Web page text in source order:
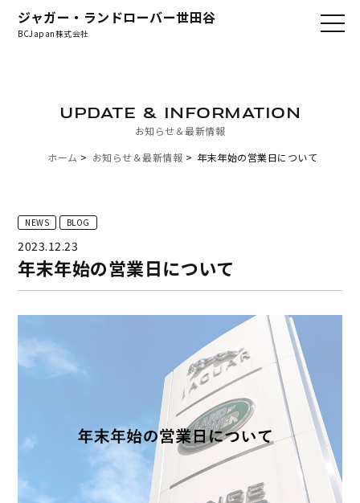
ジャガー・ランドローバー世田谷
BCJapan株式会社
お知らせ＆最新情報
UPDATE & INFORMATION
ホーム お知らせ＆最新情報 年末年始の営業日について
NEWS BLOG
2023.12.23
年末年始の営業日について